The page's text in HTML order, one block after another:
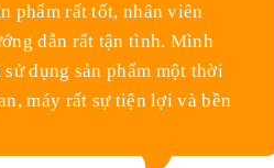
phẩm rất tốt, nhân viên
dẫn rất tận tình. Mình
sử dụng sản phẩm một thời
máy rất sự tiện lợi và bền